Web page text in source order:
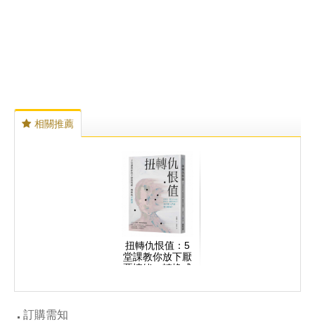
相關推薦
扭轉仇恨值：5
堂課教你放下厭
惡情緒，轉換成
訂購需知